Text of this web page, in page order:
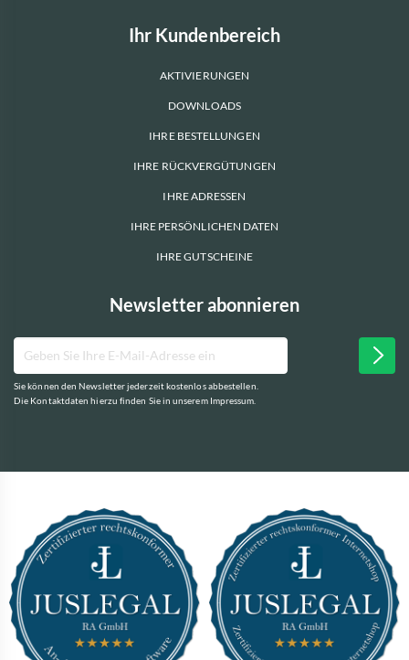
Ihr Kundenbereich
AKTIVIERUNGEN
DOWNLOADS
IHRE BESTELLUNGEN
IHRE RÜCKVERGÜTUNGEN
IHRE ADRESSEN
IHRE PERSÖNLICHEN DATEN
IHRE GUTSCHEINE
Newsletter abonnieren
Sie können den Newsletter jederzeit kostenlos abbestellen.
Die Kontaktdaten hierzu finden Sie in unserem Impressum.